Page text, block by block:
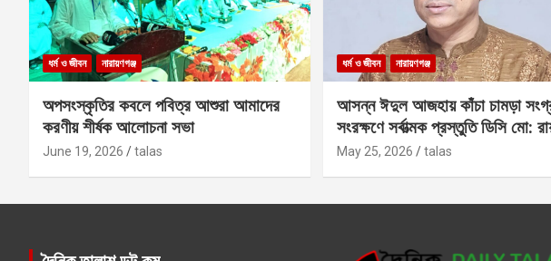
ধর্ম ও জীবন নারায়ণগঞ্জ
অপসংস্কৃতির কবলে পবিত্র আশুরা আমাদের
করণীয় শীর্ষক আলোচনা সভা
June 19, 2026 talas
ধর্ম ও জীবন নারায়ণগঞ্জ
আসন্ন ঈদুল আজহায় কাঁচা চামড়া
সংরক্ষণে সর্বাত্মক প্রস্তুতি ডিসি মো:
কবির
May 25, 2026 talas